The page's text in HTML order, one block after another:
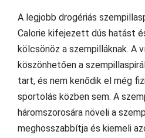
A legjobb drogériás
Calorie kifejezett dús hatást
kölcsönöz a szempilláknak. A
köszönhetően a
tart, és nem kenődik el még
sportolás közben sem. A
háromszorosára növeli a
meghosszabbítja és kiemeli